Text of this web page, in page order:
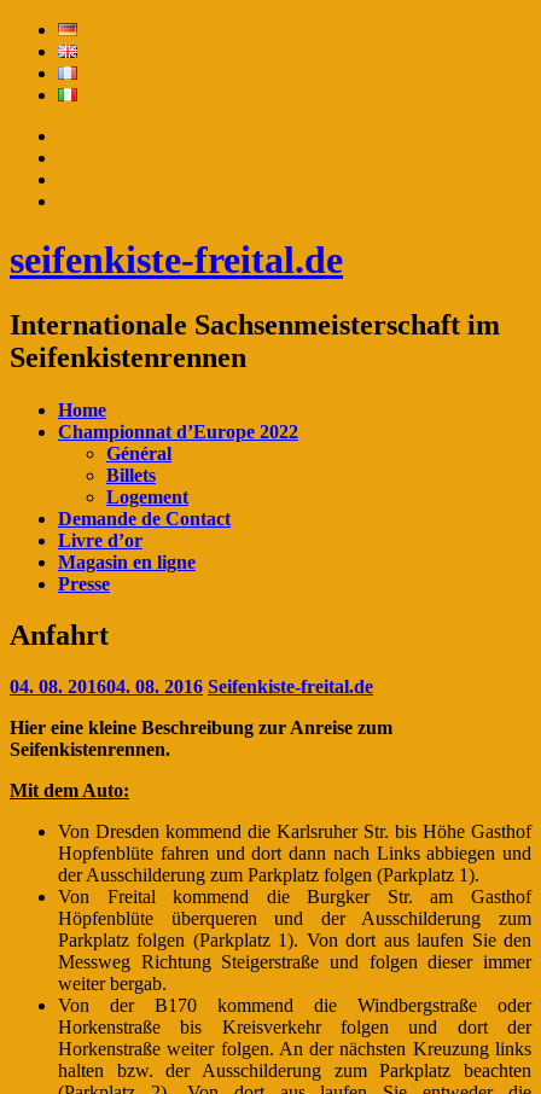
seifenkiste-freital.de
Internationale Sachsenmeisterschaft im
Seifenkistenrennen
Home
Championnat d’Europe 2022
Général
Billets
Logement
Demande de Contact
Livre d’or
Magasin en ligne
Presse
Anfahrt
04. 08. 201604. 08. 2016 Seifenkiste-freital.de
Hier eine kleine Beschreibung zur Anreise zum
Seifenkistenrennen.
Mit dem Auto:
Von Dresden kommend die Karlsruher Str. bis Höhe Gasthof
Hopfenblüte fahren und dort dann nach Links abbiegen und
der Ausschilderung zum Parkplatz folgen (Parkplatz 1).
Von Freital kommend die Burgker Str. am Gasthof
Höpfenblüte überqueren und der Ausschilderung zum
Parkplatz folgen (Parkplatz 1). Von dort aus laufen Sie den
Messweg Richtung Steigerstraße und folgen dieser immer
weiter bergab.
Von der B170 kommend die Windbergstraße oder
Horkenstraße bis Kreisverkehr folgen und dort der
Horkenstraße weiter folgen. An der nächsten Kreuzung links
halten bzw. der Ausschilderung zum Parkplatz beachten